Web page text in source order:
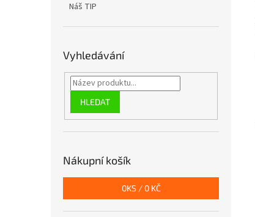
Náš TIP
Vyhledávání
HLEDAT
Nákupní košík
0KS / 0 KČ